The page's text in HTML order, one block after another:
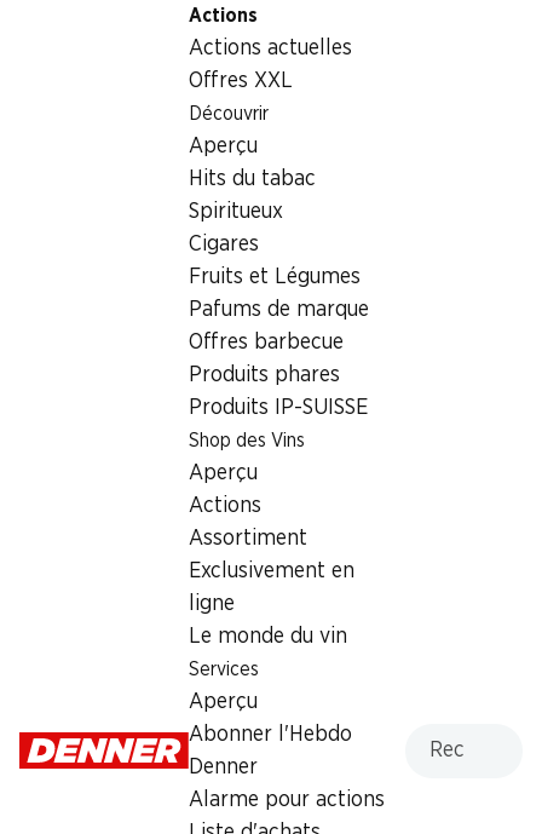
Actions
Actions actuelles
Offres XXL
Découvrir
Aperçu
Hits du tabac
Spiritueux
Cigares
Fruits et Légumes
Pafums de marque
Offres barbecue
Produits phares
Produits IP-SUISSE
Shop des Vins
Aperçu
Actions
Assortiment
Exclusivement en
ligne
Le monde du vin
Services
Aperçu
Abonner l'Hebdo
Denner
Alarme pour actions
Chocolat/sucreries
Œuf Kinder Surprise Maxi Ferrero
Œuf Kinder Surprise Maxi
1021369